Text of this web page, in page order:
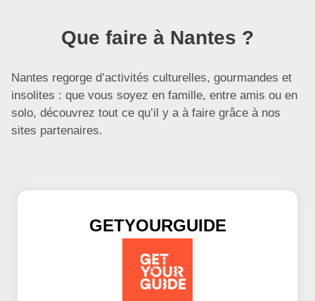
Que faire à Nantes ?
Nantes regorge d’activités culturelles, gourmandes et
insolites : que vous soyez en famille, entre amis ou en
solo, découvrez tout ce qu’il y a à faire grâce à nos
sites partenaires.
GETYOURGUIDE